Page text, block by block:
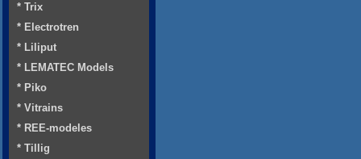
* Trix
* Electrotren
* Liliput
* LEMATEC Models
* Piko
* Vitrains
* REE-modeles
* Tillig